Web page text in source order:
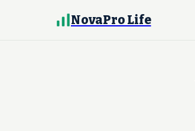
NovaPro Life